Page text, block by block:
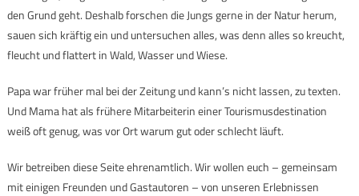
den Grund geht. Deshalb forschen die Jungs gerne in der Natur herum,
sauen sich kräftig ein und untersuchen alles, was denn alles so kreucht,
fleucht und flattert in Wald, Wasser und Wiese.
Papa war früher mal bei der Zeitung und kann’s nicht lassen, zu texten.
Und Mama hat als frühere Mitarbeiterin einer Tourismusdestination
weiß oft genug, was vor Ort warum gut oder schlecht läuft.
Wir betreiben diese Seite ehrenamtlich. Wir wollen euch – gemeinsam
mit einigen Freunden und Gastautoren – von unseren Erlebnissen